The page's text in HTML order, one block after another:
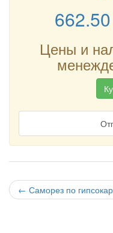
662.50
Цены и
← Саморез по